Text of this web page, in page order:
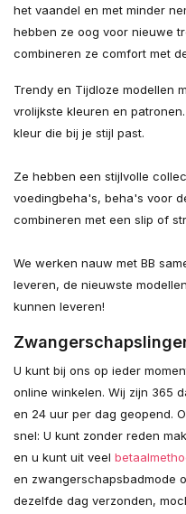
het vaandel en met minder
hebben ze oog voor nieuwe
combineren ze comfort met
Trendy en Tijdloze modellen
vrolijkste kleuren en
kleur die bij je stijl past.
Ze hebben een stijlvolle
voedingbeha's, beha's voor
combineren met een slip of
We werken nauw met BB
leveren, de nieuwste
kunnen leveren!
U kunt bij ons op ieder
online winkelen. Wij zijn 365
en 24 uur per dag geopend.
snel: U kunt zonder reden
en u kunt uit veel
en zwangerschapsbadmode
dezelfde dag verzonden,